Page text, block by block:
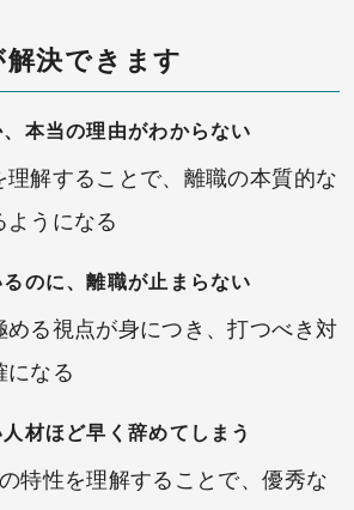
決できます
本当の理由がわからない
解することで、離職の本質的な
ようになる
のに、離職が止まらない
める視点が身につき、打つべき対
になる
材ほど早く辞めてしまう
特性を理解することで、優秀な